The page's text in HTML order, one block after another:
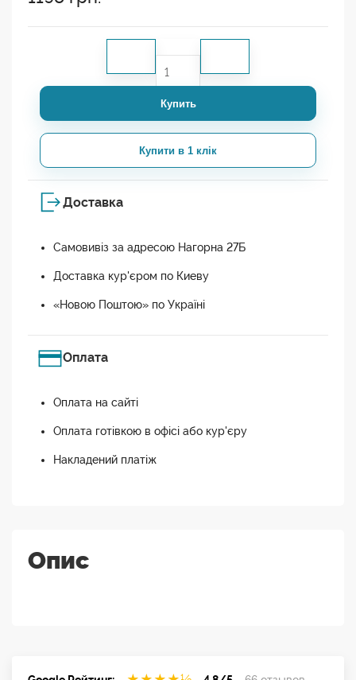
Купить
Купити в 1 клік
Доставка
Самовивіз за адресою Нагорна 27Б
Доставка кур'єром по Киеву
«Новою Поштою» по Україні
Оплата
Оплата на сайті
Оплата готівкою в офісі або кур'єру
Накладений платіж
Опис